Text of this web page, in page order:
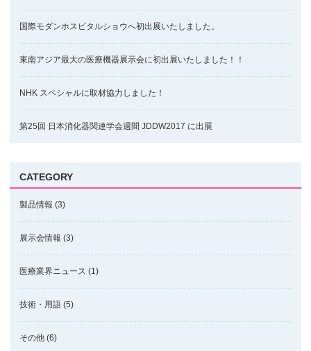
国際モダンホスピタルショウへ初出展いたしました。
東南アジア最大の医療機器展示会に初出展いたしました！！
NHK スペシャルに取材協力しました！
第25回 日本消化器関連学会週間 JDDW2017 に出展
CATEGORY
製品情報 (3)
展示会情報 (3)
医療業界ニュース (1)
技術・用語 (5)
その他 (6)